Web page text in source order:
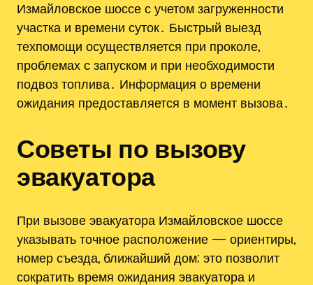
Измайловское шоссе с учетом загруженности
участка и времени суток․ Быстрый выезд
техпомощи осуществляется при проколе,
проблемах с запуском и при необходимости
подвоз топлива․ Информация о времени
ожидания предоставляется в момент вызова․
Советы по вызову
эвакуатора
При вызове эвакуатора Измайловское шоссе
указывать точное расположение — ориентиры,
номер съезда, ближайший дом; это позволит
сократить время ожидания эвакуатора и